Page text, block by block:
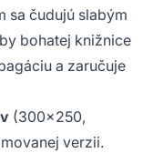
sa čudujú slabým
bohatej knižnice
a zaručuje
(300x250,
verzii.